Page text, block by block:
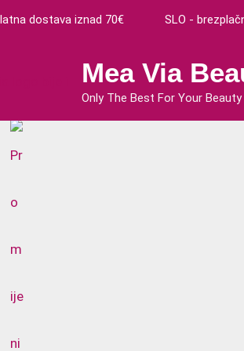
dostava iznad 70€ SLO -
Mea Via
Only The Best For Your Beauty